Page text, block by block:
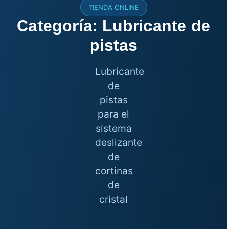
TIENDA ONLINE
Categoría: Lubricante de
pistas
Lubricante
de
pistas
para el
sistema
deslizante
de
cortinas
de
cristal